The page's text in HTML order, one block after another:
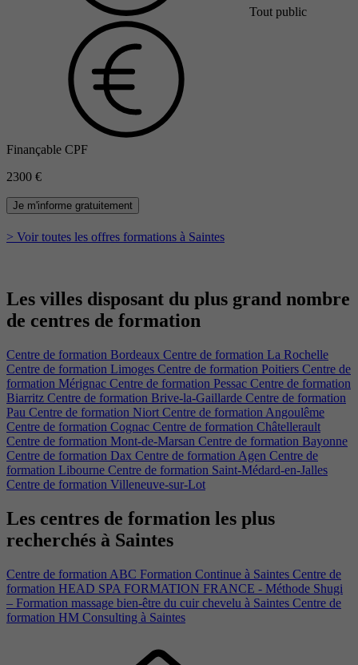
Tout public
Finançable CPF
2300 €
Je m'informe gratuitement
> Voir toutes les offres formations à Saintes
Les villes disposant du plus grand nombre
de centres de formation​​
Centre de formation Bordeaux Centre de formation La Rochelle
Centre de formation Limoges Centre de formation Poitiers Centre de
formation Mérignac Centre de formation Pessac Centre de formation
Biarritz Centre de formation Brive-la-Gaillarde Centre de formation
Pau Centre de formation Niort Centre de formation Angoulême
Centre de formation Cognac Centre de formation Châtellerault
Centre de formation Mont-de-Marsan Centre de formation Bayonne
Centre de formation Dax Centre de formation Agen Centre de
formation Libourne Centre de formation Saint-Médard-en-Jalles
Centre de formation Villeneuve-sur-Lot
Les centres de formation les plus
recherchés à Saintes
Centre de formation ABC Formation Continue à Saintes Centre de
formation HEAD SPA FORMATION FRANCE - Méthode Shugi
– Formation massage bien-être du cuir chevelu à Saintes Centre de
formation HM Consulting à Saintes